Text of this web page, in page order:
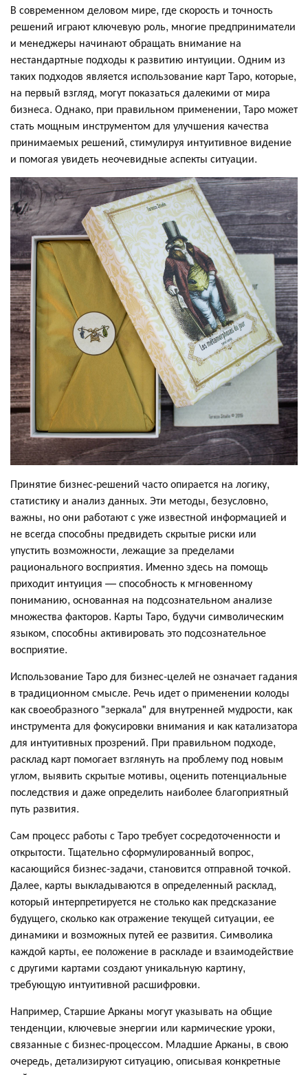
В современном деловом мире, где скорость и точность
решений играют ключевую роль, многие предприниматели
и менеджеры начинают обращать внимание на
нестандартные подходы к развитию интуиции. Одним из
таких подходов является использование карт Таро, которые,
на первый взгляд, могут показаться далекими от мира
бизнеса. Однако, при правильном применении, Таро может
стать мощным инструментом для улучшения качества
принимаемых решений, стимулируя интуитивное видение
и помогая увидеть неочевидные аспекты ситуации.
Принятие бизнес-решений часто опирается на логику,
статистику и анализ данных. Эти методы, безусловно,
важны, но они работают с уже известной информацией и
не всегда способны предвидеть скрытые риски или
упустить возможности, лежащие за пределами
рационального восприятия. Именно здесь на помощь
приходит интуиция — способность к мгновенному
пониманию, основанная на подсознательном анализе
множества факторов. Карты Таро, будучи символическим
языком, способны активировать это подсознательное
восприятие.
Использование Таро для бизнес-целей не означает гадания
в традиционном смысле. Речь идет о применении колоды
как своеобразного "зеркала" для внутренней мудрости, как
инструмента для фокусировки внимания и как катализатора
для интуитивных прозрений. При правильном подходе,
расклад карт помогает взглянуть на проблему под новым
углом, выявить скрытые мотивы, оценить потенциальные
последствия и даже определить наиболее благоприятный
путь развития.
Сам процесс работы с Таро требует сосредоточенности и
открытости. Тщательно сформулированный вопрос,
касающийся бизнес-задачи, становится отправной точкой.
Далее, карты выкладываются в определенный расклад,
который интерпретируется не столько как предсказание
будущего, сколько как отражение текущей ситуации, ее
динамики и возможных путей ее развития. Символика
каждой карты, ее положение в раскладе и взаимодействие
с другими картами создают уникальную картину,
требующую интуитивной расшифровки.
Например, Старшие Арканы могут указывать на общие
тенденции, ключевые энергии или кармические уроки,
связанные с бизнес-процессом. Младшие Арканы, в свою
очередь, детализируют ситуацию, описывая конкретные